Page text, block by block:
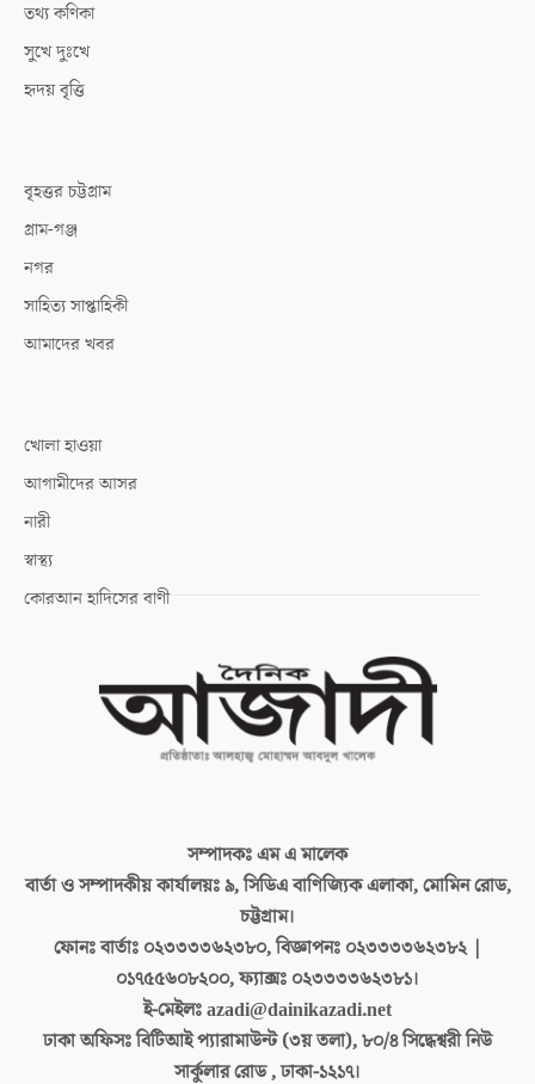
তথ্য কণিকা
সুখে দুঃখে
হৃদয় বৃত্তি
বৃহত্তর চট্টগ্রাম
গ্রাম-গঞ্জ
নগর
সাহিত্য সাপ্তাহিকী
আমাদের খবর
খোলা হাওয়া
আগামীদের আসর
নারী
স্বাস্থ্য
কোরআন হাদিসের বাণী
সম্পাদকঃএম এ মালেক
বার্তা ও সম্পাদকীয় কার্যালয়ঃ৯, সিডিএ বাণিজ্যিক এলাকা, মোমিন রোড,
চট্টগ্রাম।
ফোনঃ বার্তাঃ ০২৩৩৩৩৬২৩৮০, বিজ্ঞাপনঃ ০২৩৩৩৩৬২৩৮২ |
০১৭৫৫৬০৮২০০, ফ্যাক্সঃ ০২৩৩৩৩৬২৩৮১।
ই-মেইলঃazadi@dainikazadi.net
ঢাকা অফিসঃবিটিআই প্যারামাউন্ট (৩য় তলা), ৮০/৪ সিদ্ধেশ্বরী নিউ
সার্কুলার রোড , ঢাকা-১২১৭।